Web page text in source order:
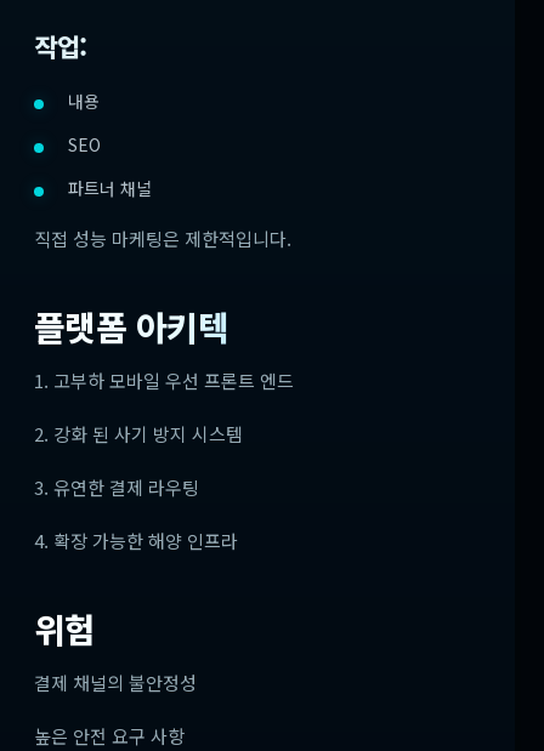
작업:
내용
SEO
파트너 채널
직접 성능 마케팅은 제한적입니다.
플랫폼 아키텍
1. 고부하 모바일 우선 프론트 엔드
2. 강화 된 사기 방지 시스템
3. 유연한 결제 라우팅
4. 확장 가능한 해양 인프라
위험
결제 채널의 불안정성
높은 안전 요구 사항